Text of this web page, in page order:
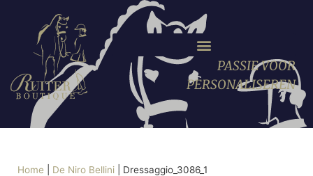
PASSIE VOOR
PERSONALISEREN
Home De Niro Bellini Dressaggio_3086_1